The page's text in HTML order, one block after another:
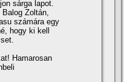
sárga lapot.
Balog Zoltán,
számára egy
hogy ki kell
Hamarosan